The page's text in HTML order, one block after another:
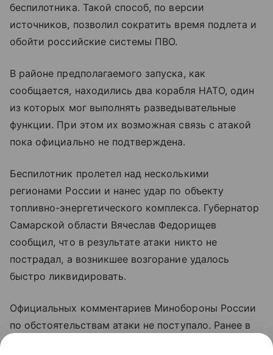
беспилотника. Такой способ, по версии
источников, позволил сократить время подлета и
обойти российские системы ПВО.
В районе предполагаемого запуска, как
сообщается, находились два корабля НАТО, один
из которых мог выполнять разведывательные
функции. При этом их возможная связь с атакой
пока официально не подтверждена.
Беспилотник пролетел над несколькими
регионами России и нанес удар по объекту
топливно-энергетического комплекса. Губернатор
Самарской области Вячеслав Федорищев
сообщил, что в результате атаки никто не
пострадал, а возникшее возгорание удалось
быстро ликвидировать.
Официальных комментариев Минобороны России
по обстоятельствам атаки не поступало. Ранее в